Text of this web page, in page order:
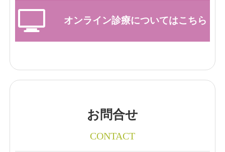
オンライン診療についてはこちら
お問合せ
CONTACT